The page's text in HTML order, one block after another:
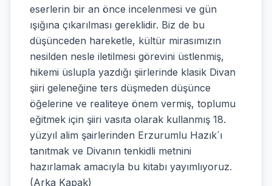
eserlerin bir an önce incelenmesi ve gün
ışığına çıkarılması gereklidir. Biz de bu
düşünceden hareketle, kültür mirasımızın
nesilden nesle iletilmesi görevini üstlenmiş,
hikemi üslupla yazdığı şiirlerinde klasik Divan
şiiri geleneğine ters düşmeden düşünce
öğelerine ve realiteye önem vermiş, toplumu
eğitmek için şiiri vasıta olarak kullanmış 18.
yüzyıl alim şairlerinden Erzurumlu Hazık´ı
tanıtmak ve Divanın tenkidli metnini
hazırlamak amacıyla bu kitabı yayımlıyoruz.
(Arka Kapak)